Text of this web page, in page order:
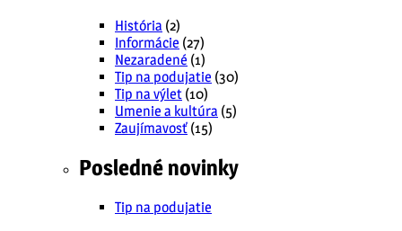
História (2)
Informácie (27)
Nezaradené (1)
Tip na podujatie (30)
Tip na výlet (10)
Umenie a kultúra (5)
Zaujímavosť (15)
Posledné novinky
Tip na podujatie